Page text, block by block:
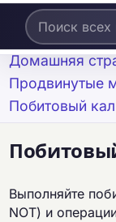
Домашняя
Продвинутые
Побитовый
Выполняйте
NOT) и